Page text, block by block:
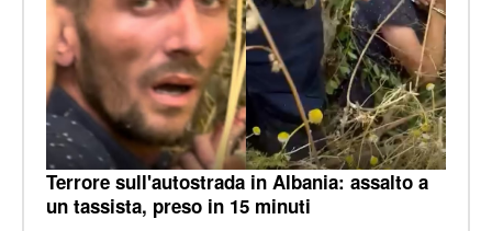
Terrore sull'autostrada in Albania: assalto a
un tassista, preso in 15 minuti